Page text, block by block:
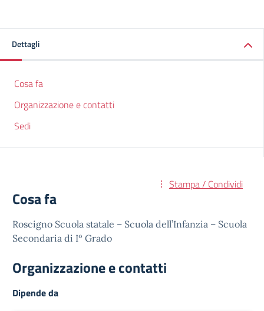
Dettagli
Cosa fa
Organizzazione e contatti
Sedi
Stampa / Condividi
Cosa fa
Roscigno Scuola statale – Scuola dell’Infanzia – Scuola
Secondaria di Iº Grado
Organizzazione e contatti
Dipende da